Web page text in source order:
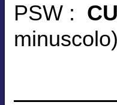
PSW :
minuscolo)